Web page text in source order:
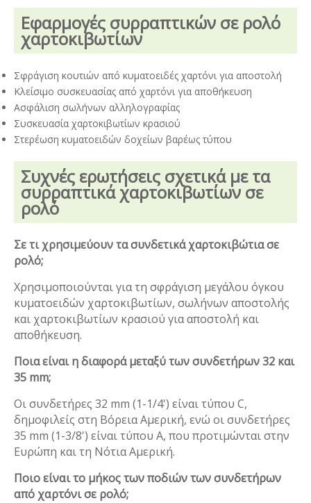
Εφαρμογές συρραπτικών σε ρολό
χαρτοκιβωτίων
Σφράγιση κουτιών από κυματοειδές χαρτόνι για αποστολή
Κλείσιμο συσκευασίας από χαρτόνι για αποθήκευση
Ασφάλιση σωλήνων αλληλογραφίας
Συσκευασία χαρτοκιβωτίων κρασιού
Στερέωση κυματοειδών δοχείων βαρέως τύπου
Συχνές ερωτήσεις σχετικά με τα
συρραπτικά χαρτοκιβωτίων σε
ρολό
Σε τι χρησιμεύουν τα συνδετικά χαρτοκιβώτια σε
ρολό;
Χρησιμοποιούνται για τη σφράγιση μεγάλου όγκου
κυματοειδών χαρτοκιβωτίων, σωλήνων αποστολής
και χαρτοκιβωτίων κρασιού για αποστολή και
αποθήκευση.
Ποια είναι η διαφορά μεταξύ των συνδετήρων 32 και
35 mm;
Οι συνδετήρες 32 mm (1-1/4') είναι τύπου C,
δημοφιλείς στη Βόρεια Αμερική, ενώ οι συνδετήρες
35 mm (1-3/8') είναι τύπου Α, που προτιμώνται στην
Ευρώπη και τη Νότια Αμερική.
Ποιο είναι το μήκος των ποδιών των συνδετήρων
από χαρτόνι σε ρολό;